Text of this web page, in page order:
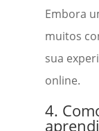
Embora
muitos
sua
online.
4.